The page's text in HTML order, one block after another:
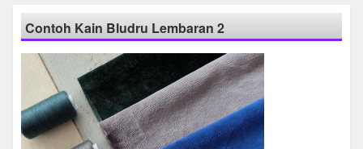
Contoh Kain Bludru Lembaran 2